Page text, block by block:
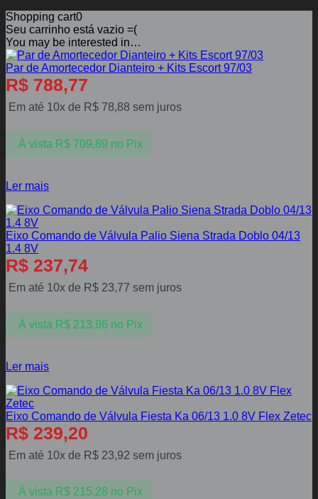
Shopping cart0
Seu carrinho está vazio =(
You may be interested in…
Par de Amortecedor Dianteiro + Kits Escort 97/03
R$ 788,77
Em até 10x de R$ 78,88 sem juros
À vista R$709,89 no Pix
Ler mais
Eixo Comando de Válvula Palio Siena Strada Doblo 04/13
1.4 8V
R$ 237,74
Em até 10x de R$ 23,77 sem juros
À vista R$213,96 no Pix
Ler mais
Eixo Comando de Válvula Fiesta Ka 06/13 1.0 8V Flex Zetec
R$ 239,20
Em até 10x de R$ 23,92 sem juros
À vista R$215,28 no Pix